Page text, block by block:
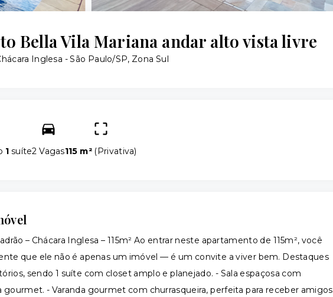
Bella Vila Mariana andar alto vista livre
Inglesa - São Paulo/SP, Zona Sul
1 suíte2 Vagas115 m² (Privativa)
– Chácara Inglesa – 115m² Ao entrar neste apartamento de 115m², você
que ele não é apenas um imóvel — é um convite a viver bem. Destaques
sendo 1 suíte com closet amplo e planejado. - Sala espaçosa com
gourmet. - Varanda gourmet com churrasqueira, perfeita para receber amigos